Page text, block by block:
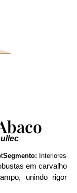
Segmento: Interiores
em carvalho
unindo rigor